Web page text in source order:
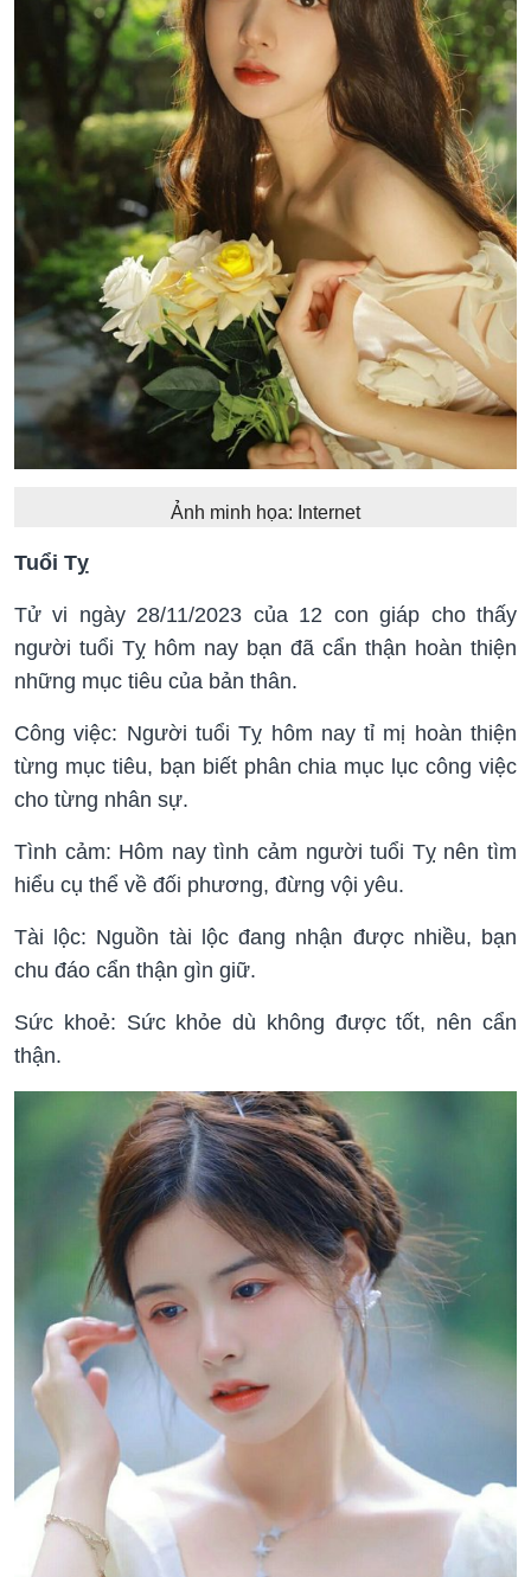
Ảnh minh họa: Internet
Tuổi Tỵ
Tử vi ngày 28/11/2023 của 12 con giáp cho thấy
người tuổi Tỵ hôm nay bạn đã cẩn thận hoàn thiện
những mục tiêu của bản thân.
Công việc: Người tuổi Tỵ hôm nay tỉ mị hoàn thiện
từng mục tiêu, bạn biết phân chia mục lục công việc
cho từng nhân sự.
Tình cảm: Hôm nay tình cảm người tuổi Tỵ nên tìm
hiểu cụ thể về đối phương, đừng vội yêu.
Tài lộc: Nguồn tài lộc đang nhận được nhiều, bạn
chu đáo cẩn thận gìn giữ.
Sức khoẻ: Sức khỏe dù không được tốt, nên cẩn
thận.